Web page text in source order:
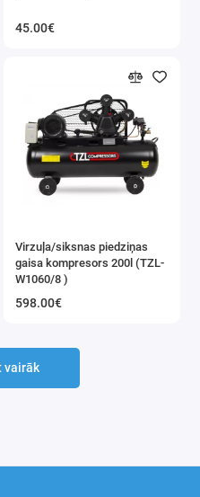
45.00€
Virzuļa/siksnas piedziņas
gaisa kompresors 200l (TZL-
W1060/8 )
598.00€
vairāk